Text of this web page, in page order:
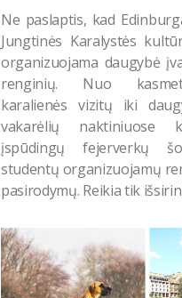
Ne paslaptis, kad
Jungtinės Karalystės
organizuojama daugybė
renginių. Nuo
karalienės vizitų iki
vakarėlių naktiniuose
įspūdingų fejerverkų
studentų organizuojamų
pasirodymų. Reikia tik